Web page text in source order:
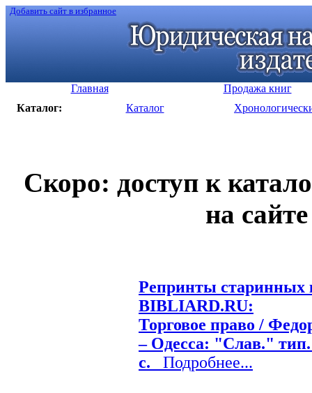
Добавить сайт в избранное
Главная
Продажа книг
Каталог:
Каталог
Скоро: доступ к
на
Репринты старинных
BIBLIARD.RU:
Торговое право /
– Одесса: "Слав." тип.
с. Подробнее...